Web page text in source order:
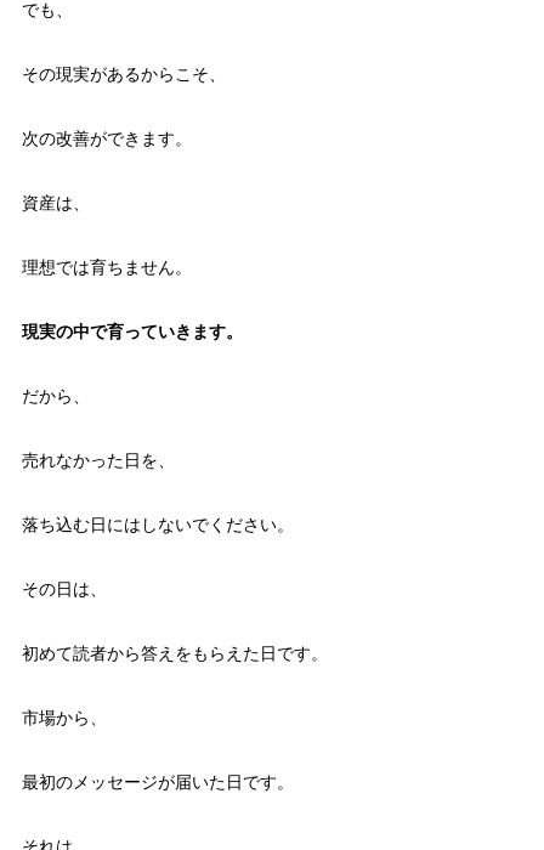
でも、
その現実があるからこそ、
次の改善ができます。
資産は、
理想では育ちません。
現実の中で育っていきます。
だから、
売れなかった日を、
落ち込む日にはしないでください。
その日は、
初めて読者から答えをもらえた日です。
市場から、
最初のメッセージが届いた日です。
それは、